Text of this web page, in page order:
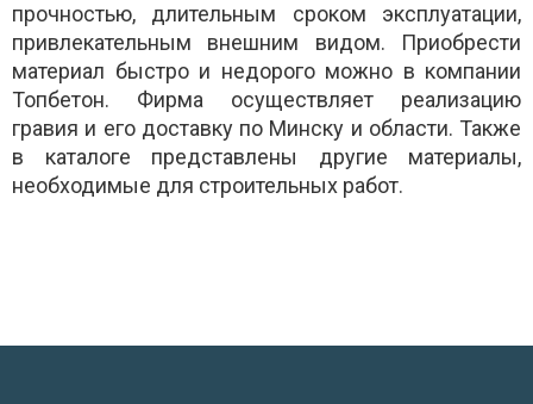
прочностью, длительным сроком эксплуатации,
привлекательным внешним видом. Приобрести
материал быстро и недорого можно в компании
Топбетон. Фирма осуществляет реализацию
гравия и его доставку по Минску и области. Также
в каталоге представлены другие материалы,
необходимые для строительных работ.